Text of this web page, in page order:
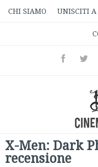
CHI SIAMO UNISCITI
Facebook
X-Men: Dark
recensione